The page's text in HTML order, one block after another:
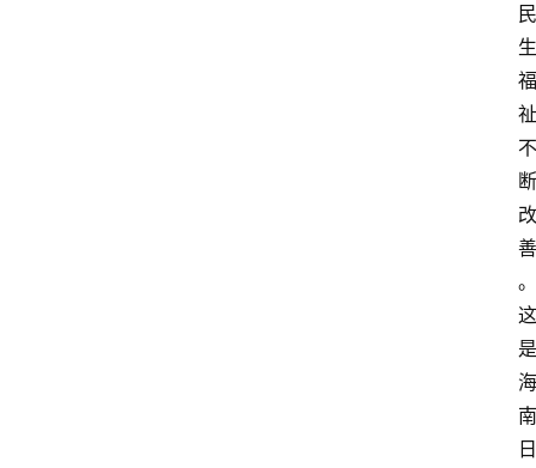
民
生
福
祉
不
断
改
善
。
这
是
海
南
日